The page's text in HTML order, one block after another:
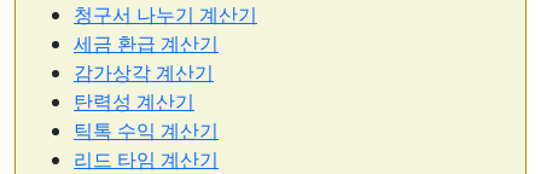
청구서 나누기 계산기
세금 환급 계산기
감가상각 계산기
탄력성 계산기
틱톡 수익 계산기
리드 타임 계산기